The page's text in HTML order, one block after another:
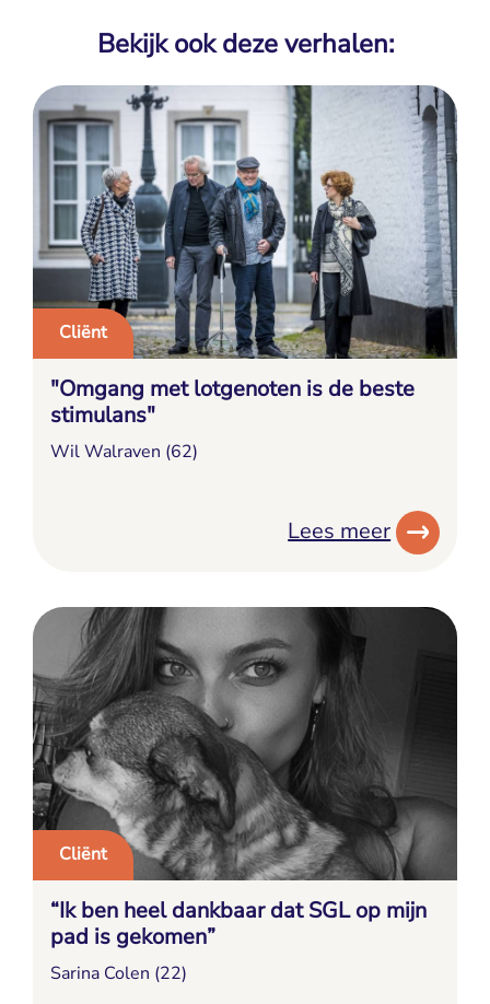
Bekijk ook deze verhalen:
Cliënt
"Omgang met lotgenoten is de beste
stimulans"
Wil Walraven (62)
Lees meer
Cliënt
“Ik ben heel dankbaar dat SGL op mijn
pad is gekomen”
Sarina Colen (22)